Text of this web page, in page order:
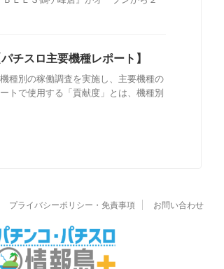
チスロ主要機種レポート】
種別の稼働調査を実施し、主要機種の
トで使用する「貢献度」とは、機種別
プライバシーポリシー・免責事項 お問い合わせ